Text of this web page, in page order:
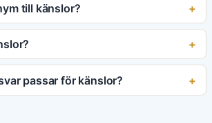
till känslor?
passar för känslor?